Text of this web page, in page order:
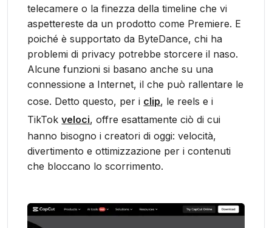
telecamere o la finezza della timeline che vi
aspettereste da un prodotto come Premiere. E
poiché è supportato da ByteDance, chi ha
problemi di privacy potrebbe storcere il naso.
Alcune funzioni si basano anche su una
connessione a Internet, il che può rallentare le
cose. Detto questo, per i clip, le reels e i
TikTokveloci, offre esattamente ciò di cui
hanno bisogno i creatori di oggi: velocità,
divertimento e ottimizzazione per i contenuti
che bloccano lo scorrimento.